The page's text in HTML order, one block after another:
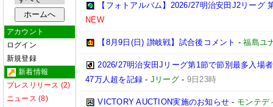
アカウント
ログイン
新規登録
新着情報
プレスリリース (2)
ニュース (8)
【フォトアルバム】2026/27明治安田J2リーグ
NEW
【8月9日(日) 讃岐戦】試合後コメント -福島ユ
2026/27明治安田Jリーグ第1節で節別最多入場
47万人超を記録 - Jリーグ - 9日23時
VICTORY AUCTION実施のお知らせ - モンテデ